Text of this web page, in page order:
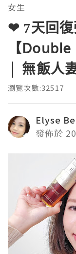
女生
❤ 7天回
【
│ 無飯人
瀏覽次數:32517
Elyse
發佈於